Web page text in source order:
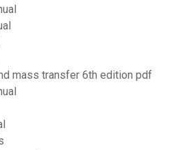
mass transfer 6th edition pdf